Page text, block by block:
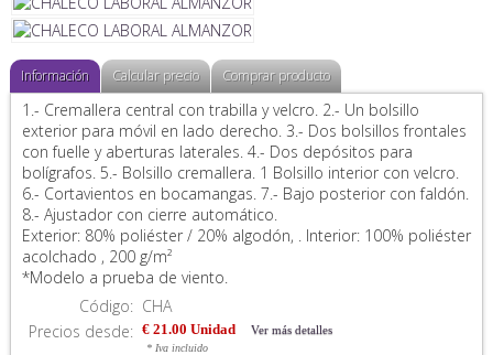
Información Calcular precio Comprar producto
1.- Cremallera central con trabilla y velcro. 2.- Un bolsillo
exterior para móvil en lado derecho. 3.- Dos bolsillos frontales
con fuelle y aberturas laterales. 4.- Dos depósitos para
bolígrafos. 5.- Bolsillo cremallera. 1 Bolsillo interior con velcro.
6.- Cortavientos en bocamangas. 7.- Bajo posterior con faldón.
8.- Ajustador con cierre automático.
Exterior: 80% poliéster / 20% algodón, . Interior: 100% poliéster
acolchado , 200 g/m²
*Modelo a prueba de viento.
Código: CHA
Precios desde: € 21.00 Unidad Ver más detalles
* Iva incluido